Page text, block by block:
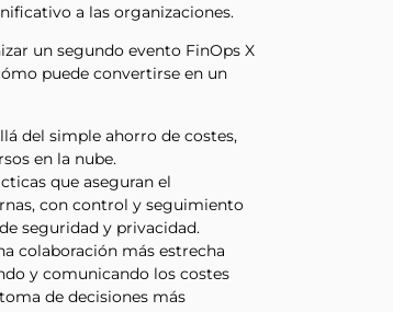
a las organizaciones.
un segundo evento FinOps X
puede convertirse en un
del simple ahorro de costes,
en la nube.
que aseguran el
con control y seguimiento
seguridad y privacidad.
colaboración más estrecha
y comunicando los costes
de decisiones más